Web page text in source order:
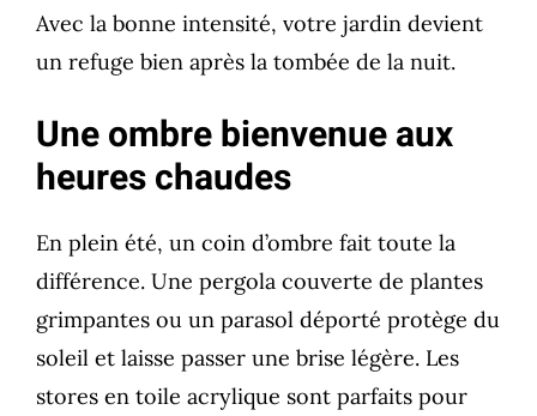
Avec la bonne intensité, votre jardin devient
un refuge bien après la tombée de la nuit.
Une ombre bienvenue aux
heures chaudes
En plein été, un coin d’ombre fait toute la
différence. Une pergola couverte de plantes
grimpantes ou un parasol déporté protège du
soleil et laisse passer une brise légère. Les
stores en toile acrylique sont parfaits pour